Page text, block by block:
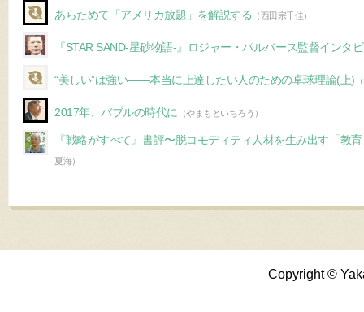
あらためて「アメリカ放題」を解説する （西田宗千佳）
『STAR SAND-星砂物語-』ロジャー・パルバース監督イン
“美しい”は強い――本当に上達したい人のための卓球理論(上)
2017年、バブルの時代に （やまもといちろう）
『戦略がすべて』書評〜脱コモディティ人材を生み出す「教
夏海）
Copyright ©